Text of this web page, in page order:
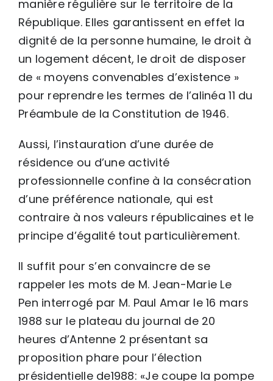
manière régulière sur le territoire de la
République. Elles garantissent en effet la
dignité de la personne humaine, le droit à
un logement décent, le droit de disposer
de « moyens convenables d’existence »
pour reprendre les termes de l’alinéa 11 du
Préambule de la Constitution de 1946.
Aussi, l’instauration d’une durée de
résidence ou d’une activité
professionnelle confine à la consécration
d’une préférence nationale, qui est
contraire à nos valeurs républicaines et le
principe d’égalité tout particulièrement.
Il suffit pour s’en convaincre de se
rappeler les mots de M. Jean-Marie Le
Pen interrogé par M. Paul Amar le 16 mars
1988 sur le plateau du journal de 20
heures d’Antenne 2 présentant sa
proposition phare pour l’élection
présidentielle de1988: «Je coupe la pompe